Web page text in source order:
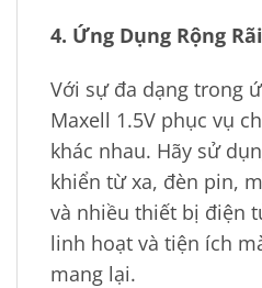
4. Ứng Dụng Rộng Rãi
Với sự đa dạng trong
Maxell 1.5V phục vụ
khác nhau. Hãy sử
khiển từ xa, đèn pin,
và nhiều thiết bị điện
linh hoạt và tiện ích
mang lại.